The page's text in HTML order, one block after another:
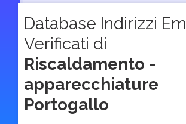
Database Indirizzi
Verificati di
Riscaldamento -
apparecchiature
Portogallo